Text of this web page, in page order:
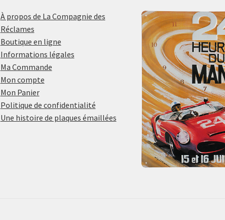
À propos de La Compagnie des
Réclames
Boutique en ligne
Informations légales
Ma Commande
Mon compte
Mon Panier
Politique de confidentialité
Une histoire de plaques émaillées